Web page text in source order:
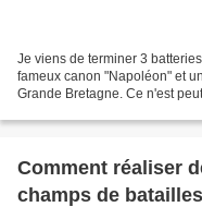
Je viens de terminer 3
fameux canon "Napoléon" et
Grande Bretagne. Ce n'est
Comment réaliser
champs de